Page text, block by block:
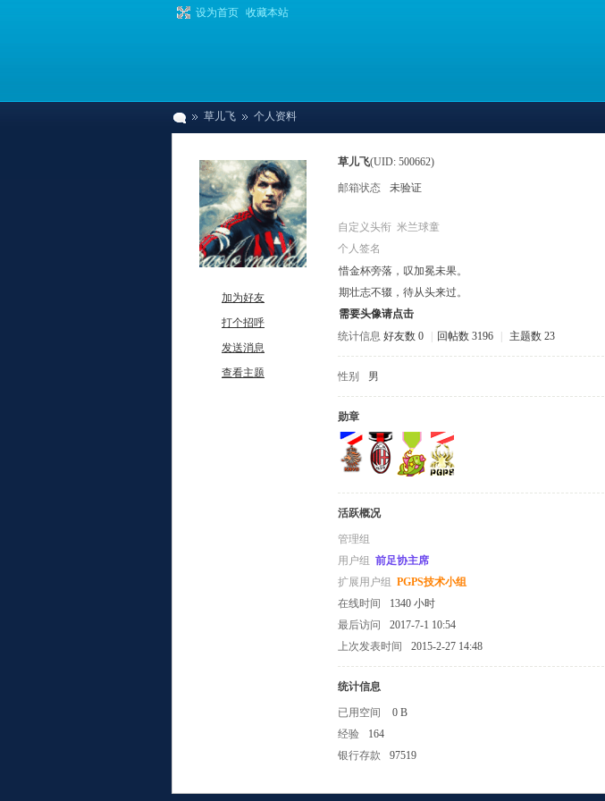
设为首页 收藏本站
草儿飞
›
个人资料
加为好友
打个招呼
发送消息
查看主题
草儿飞(UID: 500662)
邮箱状态 未验证
自定义头衔 米兰球童
个人签名
惜金杯旁落，叹加冕未果。
期壮志不辍，待从头来过。
需要头像请点击
统计信息 好友数 0 回帖数 3196 主题数 23
性别 男
勋章
活跃概况
管理组
用户组 前足协主席
扩展用户组 PGPS技术小组
在线时间
1340 小时
最后访问
2017-7-1 10:54
上次发表时间
2015-2-27 14:48
统计信息
已用空间 0 B
经验
164
银行存款
97519